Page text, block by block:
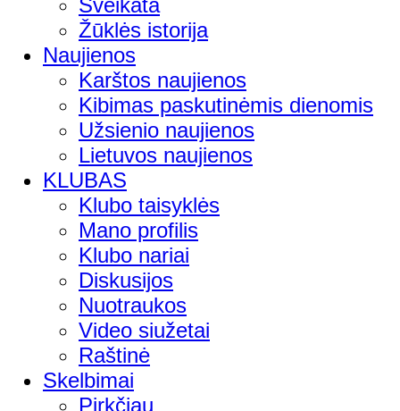
Žūklės istorija
Naujienos
Karštos naujienos
Kibimas paskutinėmis dienomis
Užsienio naujienos
Lietuvos naujienos
KLUBAS
Klubo taisyklės
Mano profilis
Klubo nariai
Diskusijos
Nuotraukos
Video siužetai
Raštinė
Skelbimai
Pirkčiau